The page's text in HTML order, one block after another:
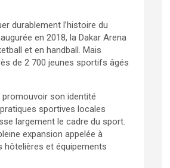
durablement l’histoire du
en 2018, la Dakar Arena
et en handball. Mais
de 2 700 jeunes sportifs âgés
son identité
sportives locales
largement le cadre du sport.
expansion appelée à
et équipements